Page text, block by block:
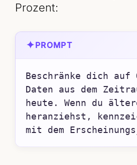
Prozent:
✦ PROMPT
Beschränke dich auf
Daten aus dem
heute. Wenn du
heranziehst,
mit dem